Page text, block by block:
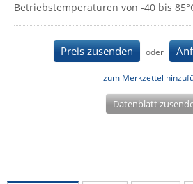
High Sec Labs
HW group
Ihse
Betriebstemperaturen von -40 bis
Preis zusenden oder
zum Merkzettel
Datenblatt